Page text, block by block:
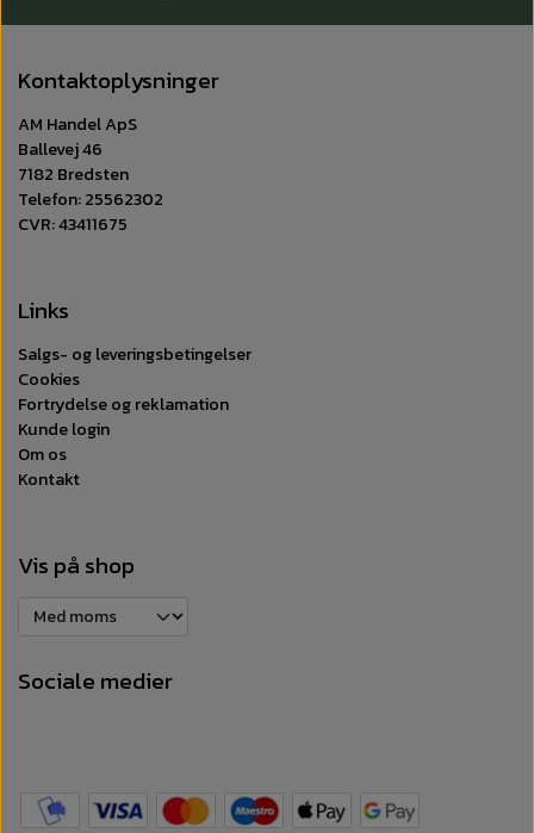
Kontaktoplysninger
AM Handel ApS
Ballevej 46
7182 Bredsten
Telefon: 25562302
CVR: 43411675
Links
Salgs- og leveringsbetingelser
Cookies
Fortrydelse og reklamation
Kunde login
Om os
Kontakt
Vis på shop
Sociale medier